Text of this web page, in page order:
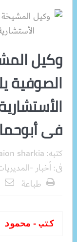
وكيل
الصوفية
فى
كتبه: sharkia
فى:أخبار -
طباعة
كتب - محمود